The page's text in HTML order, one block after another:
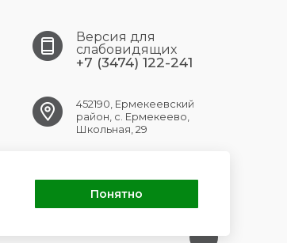
Версия для
слабовидящих
+7 (3474) 122-241
452190, Ермекеевский
район, с. Ермекеево,
Школьная, 29
Понятно